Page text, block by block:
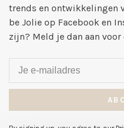
trends en ontwikkelingen
be Jolie op Facebook en
zijn? Meld je dan aan